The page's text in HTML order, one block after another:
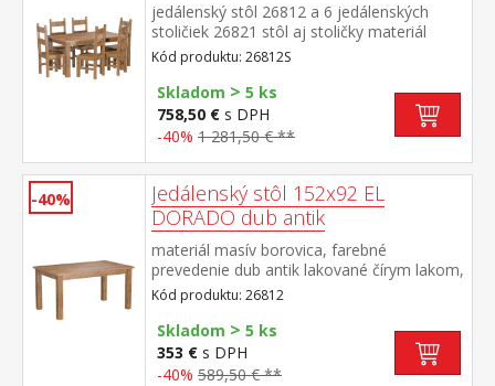
jedálenský stôl 26812 a 6 jedálenských
stoličiek 26821 stôl aj stoličky materiál
masív borovica, farebné prevedenie dub
antik lakované čírym lakom, vlis drevenej
štruktúry rozmer stola (š/h/v) 152 × 92 × 76
cm rozmer stoličky (š/h/v) 43 × 49 × 107
cm súčasť zostavy EL DORADO
Kód produktu: 26812S
Skladom > 5 ks
758,50 € s DPH
-40% 1 281,50 € **
-40%
Jedálenský stôl 152x92 EL
DORADO dub antik
materiál masív borovica, farebné
prevedenie dub antik lakované čírym lakom,
vlis drevenej štruktúry súčasť zostavy EL
DORADO
Kód produktu: 26812
Skladom > 5 ks
353 € s DPH
-40% 589,50 € **